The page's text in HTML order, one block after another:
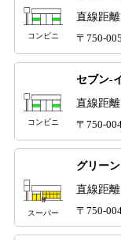
コンビニ
直線距
〒750-
コンビニ
セブン-
直線距
〒750-
スーパー
グリー
直線距
〒750-